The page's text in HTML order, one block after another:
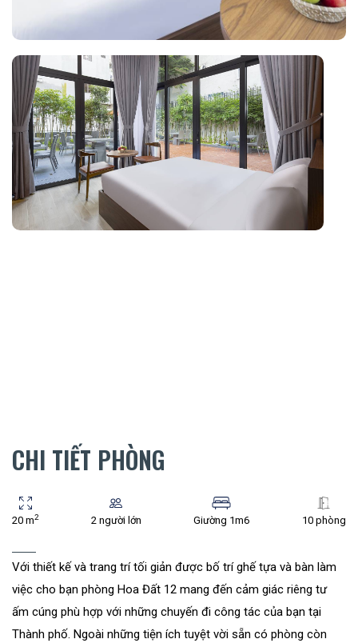
CHI TIẾT PHÒNG
20 m2 2 người lớn Giường 1m6 10 phòng
Với thiết kế và trang trí tối giản được bố trí ghế tựa và bàn làm
việc cho bạn phòng Hoa Đất 12 mang đến cảm giác riêng tư
ấm cúng phù hợp với những chuyến đi công tác của bạn tại
Thành phố. Ngoài những tiện ích tuyệt vời sẵn có phòng còn